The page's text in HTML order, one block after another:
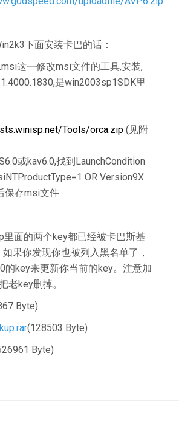
下面安装卡巴的话：
这一修改msi文件的工具,安装,
是win2003sp1SDK里
Tools/orca.zip (见附
或kav6.0,找到LaunchCondition
OR Version9X
保存msi文件.
里面的两个key都已经被卡巴斯基
果你发现你也被列入黑名单了，
的key来更新你当前的key。注意加
老key删掉。
Byte)
(128503 Byte)
Byte)